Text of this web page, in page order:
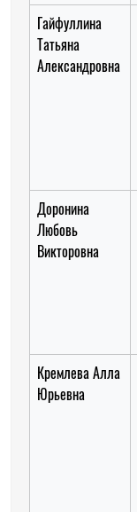
Гайфуллина
Татьяна
Александровна
Доронина
Любовь
Викторовна
Кремлева Алла
Юрьевна